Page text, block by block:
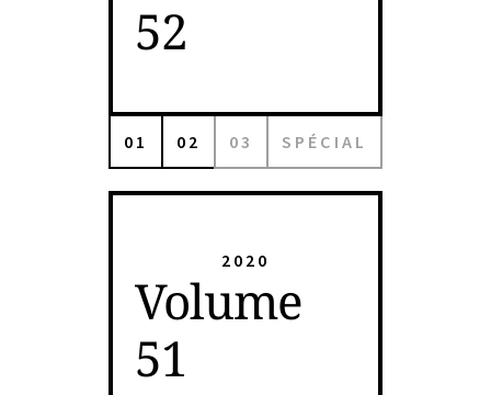
52
01 02 03 SPÉCIAL
2020
Volume
51